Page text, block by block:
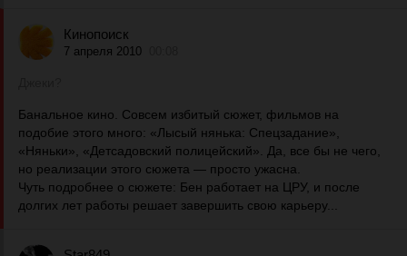
Кинопоиск
7 апреля 2010
Банальное кино. Совсем избитый сюжет, фильмов на
подобие этого много: «Лысый нянька: Спецзадание»,
«Няньки», «Детсадовский полицейский». Да, все бы не чего,
но реализации этого сюжета — просто ужасна.
Чуть подробнее о сюжете: Бен работает на ЦРУ, и после
долгих лет работы решает завершить свою карьеру...